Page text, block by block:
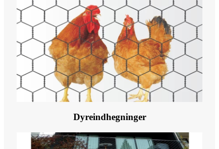
Dyreindhegninger